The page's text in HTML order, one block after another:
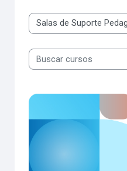
Categorias de Cursos
Buscar cursos